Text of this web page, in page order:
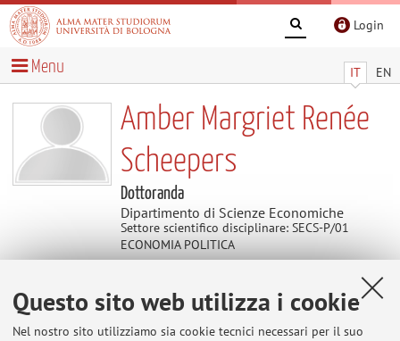
Questo sito web utilizza i cookie
Nel nostro sito utilizziamo sia cookie tecnici necessari per il suo
Login
IT EN
Menu
Amber Margriet Renée
Scheepers
Dottoranda
Dipartimento di Scienze Economiche
Settore scientifico disciplinare: SECS-P/01
ECONOMIA POLITICA
Contatti